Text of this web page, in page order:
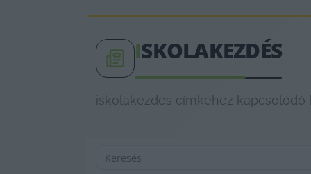
ISKOLAKEZDÉS
iskolakezdés címkéhez